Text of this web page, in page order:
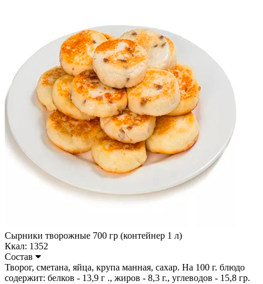
Сырники творожные 700 гр (контейнер 1 л)
Ккал: 1352
Состав
Творог, сметана, яйца, крупа манная, сахар. На 100 г. блюдо
содержит: белков - 13,9 г ., жиров - 8,3 г., углеводов - 15,8 гр.